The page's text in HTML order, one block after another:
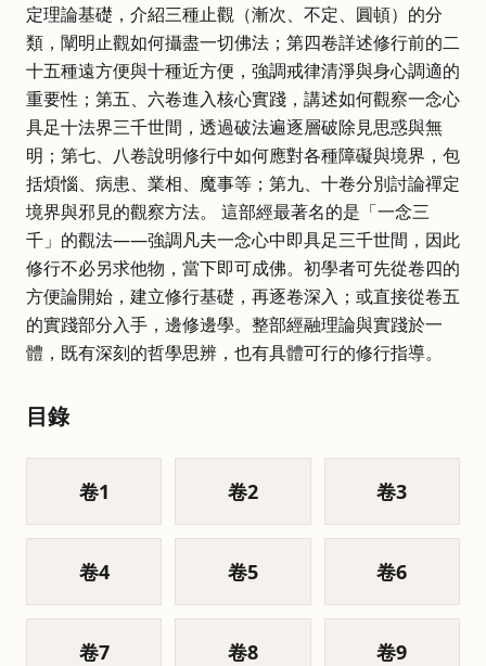
定理論基礎，介紹三種止觀（漸次、不定、圓頓）的分
類，闡明止觀如何攝盡一切佛法；第四卷詳述修行前的二
十五種遠方便與十種近方便，強調戒律清淨與身心調適的
重要性；第五、六卷進入核心實踐，講述如何觀察一念心
具足十法界三千世間，透過破法遍逐層破除見思惑與無
明；第七、八卷說明修行中如何應對各種障礙與境界，包
括煩惱、病患、業相、魔事等；第九、十卷分別討論禪定
境界與邪見的觀察方法。 這部經最著名的是「一念三
千」的觀法——強調凡夫一念心中即具足三千世間，因此
修行不必另求他物，當下即可成佛。初學者可先從卷四的
方便論開始，建立修行基礎，再逐卷深入；或直接從卷五
的實踐部分入手，邊修邊學。整部經融理論與實踐於一
體，既有深刻的哲學思辨，也有具體可行的修行指導。
目錄
卷1 卷2 卷3
卷4 卷5 卷6
卷7 卷8 卷9